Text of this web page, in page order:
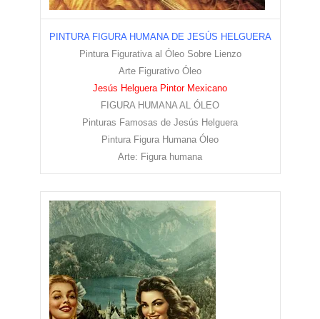
PINTURA FIGURA HUMANA DE JESÚS HELGUERA
Pintura Figurativa al Óleo Sobre Lienzo
Arte Figurativo Óleo
Jesús Helguera Pintor Mexicano
FIGURA HUMANA AL ÓLEO
Pinturas Famosas de Jesús Helguera
Pintura Figura Humana Óleo
Arte: Figura humana